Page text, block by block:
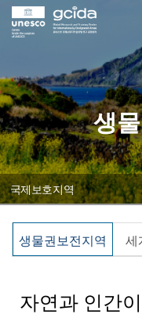
본문 바로가기
국제보호지역
글로벌 연구훈련센터
생
국제보호지역
다중 국제보호지역
생물권보전지역 세
자연과 인간